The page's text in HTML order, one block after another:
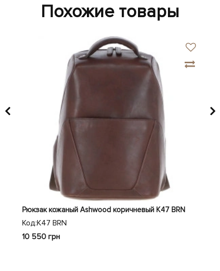
Похожие товары
Рюкзак кожаный Ashwood коричневый K47 BRN
Код:K47 BRN
10 550 грн